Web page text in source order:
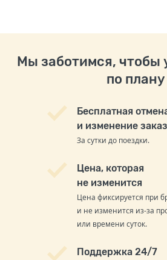
Мы заботимся, чтобы
по плану
Бесплатная
и изменение
За сутки до поездки.
Цена, которая
не изменится
Цена фиксируется при
и не изменится из-за
или времени суток.
Поддержка 24/7